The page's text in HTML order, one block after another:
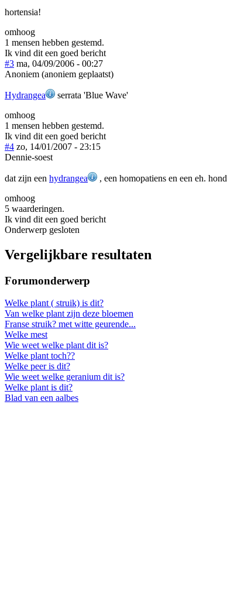
hortensia!
omhoog
1 mensen hebben gestemd.
Ik vind dit een goed bericht
#3 ma, 04/09/2006 - 00:27
Anoniem (anoniem geplaatst)
Hydrangea
serrata 'Blue Wave'
omhoog
1 mensen hebben gestemd.
Ik vind dit een goed bericht
#4 zo, 14/01/2007 - 23:15
Dennie-soest
dat zijn een hydrangea
, een homopatiens en een eh. hond
omhoog
5 waarderingen.
Ik vind dit een goed bericht
Onderwerp gesloten
Vergelijkbare resultaten
Forumonderwerp
Welke plant ( struik) is dit?
Van welke plant zijn deze bloemen
Franse struik? met witte geurende...
Welke mest
Wie weet welke plant dit is?
Welke plant toch??
Welke peer is dit?
Wie weet welke geranium dit is?
Welke plant is dit?
Blad van een aalbes